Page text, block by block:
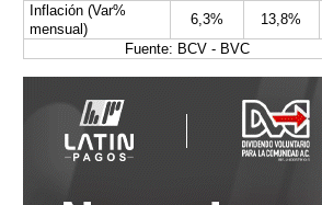
Inflación (Var%
mensual)
6,3%
13,8%
Fuente: BCV - BVC